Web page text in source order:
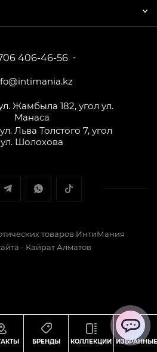
406-46-56
Жамбыла 182, угол ул.
Манаса
Льва Толстого 7, угол
ул. Шолохова
товаров ИнтиМания
- Кайрат Алматов
БРЕНДЫ КОЛЛЕКЦИИ ИЗБРАННЫЕ
ChatApp